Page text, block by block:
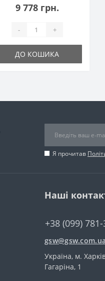
9 778 грн.
- +
ДО КОШИКА
Я прочитав
Наші
+38 (099)
gsw@gsw.com.ua
Україна, м.
Гагаріна, 1